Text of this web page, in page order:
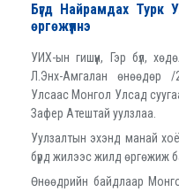
Бүгд Найрамдах Турк
өргөжүүлнэ
УИХ-ын гишүүн, Гэр бүл,
Л.Энх-Амгалан өнөөдөр /
Улсаас Монгол Улсад
Зафер Атештай уулзлаа.
Уулзалтын эхэнд манай
бүрд жилээс жилд өргөжиж
Өнөөдрийн байдлаар